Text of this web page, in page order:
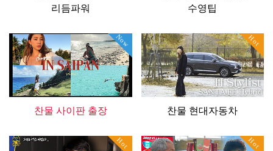
리듬파워
수영팁
Now
찬물 사이판 출장
Hot
찬물 현대자동차
Hot Hot